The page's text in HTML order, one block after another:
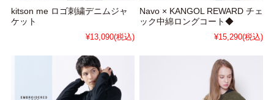
kitson me ロゴ刺繍デニムジャ
ケット
¥13,090(税込)
Navo × KANGOL REWARD チェ
ック中綿ロングコート◆
¥15,290(税込)